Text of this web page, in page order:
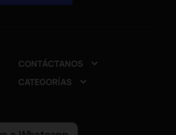
CONTÁCTANOS 
CATEGORÍAS 